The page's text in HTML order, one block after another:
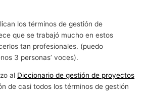
los términos de gestión de
que se trabajó mucho en estos
tan profesionales. (puedo
3 personas’ voces).
al Diccionario de gestión de proyectos
de casi todos los términos de gestión